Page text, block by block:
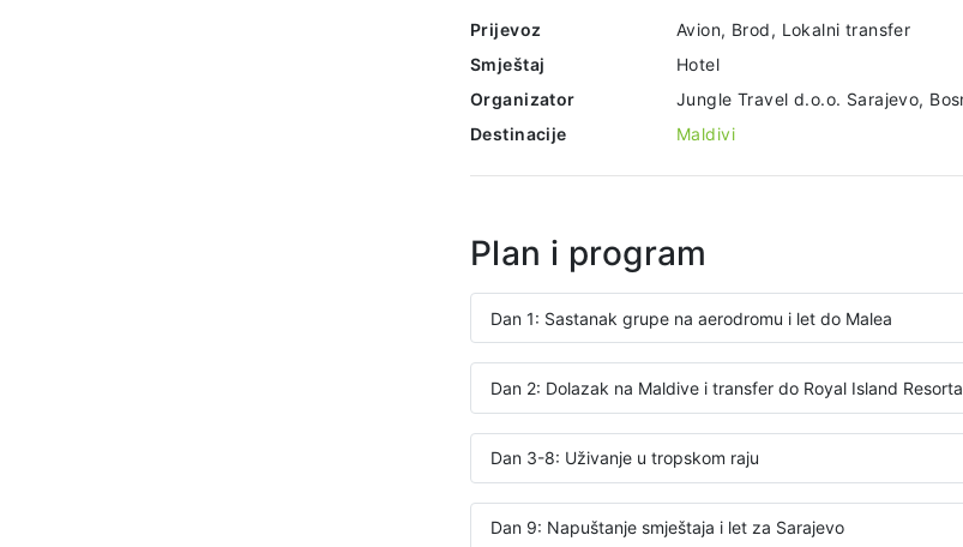
Prijevoz
Avion, Brod, Lokalni transfer
Smještaj
Hotel
Organizator
Destinacije
Maldivi
Plan i program
Dan 1: Sastanak grupe na aerodromu i let do Malea
Dan 2: Dolazak na Maldive i transfer do Royal Island Resorta
Dan 3-8: Uživanje u tropskom raju
Dan 9: Napuštanje smještaja i let za Sarajevo